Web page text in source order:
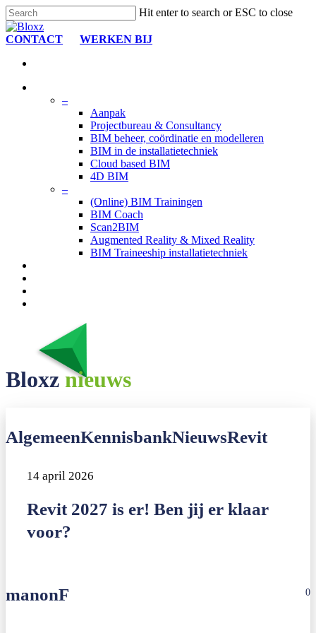
Skip
to
main
Hit enter to search or ESC to close
Close
Search
CONTACT
WERKEN BIJ
Menu
search
Menu
–
Aanpak
Projectbureau & Consultancy
BIM beheer, coördinatie en modelleren
BIM in de installatietechniek
Cloud based BIM
4D BIM
–
(Online) BIM Trainingen
BIM Coach
Scan2BIM
Augmented Reality & Mixed Reality
BIM Traineeship installatietechniek
Bloxz nieuws
Revit
Ben
voor?
AlgemeenKennisbankNieuwsRevit
14 april 2026
Revit 2027 is er! Ben jij er klaar
voor?
manonF 0